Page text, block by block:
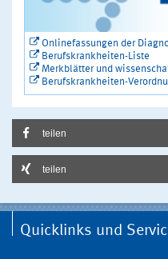
Onlinefassungen der
Berufskrankheiten-Liste
Merkblätter und
Berufskrankheiten-
teilen
teilen
Quicklinks und